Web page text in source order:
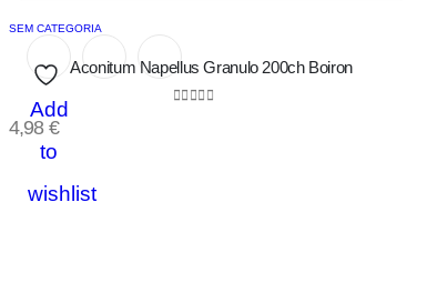
Add
to
wishlist
SEM CATEGORIA
Aconitum Napellus Granulo 200ch Boiron
4,98 €